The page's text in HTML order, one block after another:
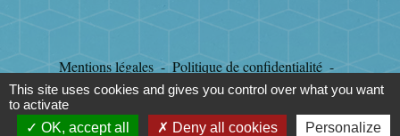
Mentions légales - Politique de confidentialité -
Accessibilité - Plan du site - Gestion des cookies
This site uses cookies and gives you control over what you want
to activate
OK, accept all
Deny all cookies Personalize